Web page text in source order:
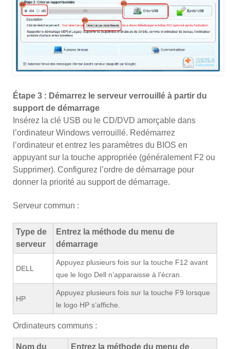
Étape 3 : Démarrez le serveur verrouillé à partir du
support de démarrage
Insérez la clé USB ou le CD/DVD amorçable dans
l’ordinateur Windows verrouillé. Redémarrez
l’ordinateur et entrez les paramètres du BIOS en
appuyant sur la touche appropriée (généralement F2 ou
Supprimer). Configurez l’ordre de démarrage pour
donner la priorité au support de démarrage.
Serveur commun :
Type de
serveur
Entrez la méthode du menu de
démarrage
DELL
Appuyez plusieurs fois sur la touche F12 avant
que le logo Dell n’apparaisse à l’écran.
HP
Appuyez plusieurs fois sur la touche F9 lorsque
le logo HP s’affiche.
Ordinateurs communs :
Nom du Entrez la méthode du menu de